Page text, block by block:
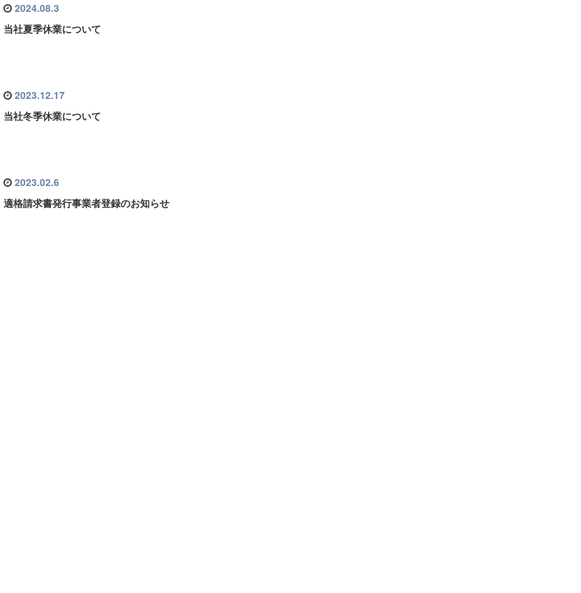
2024.08.3
当社夏季休業について
2023.12.17
当社冬季休業について
2023.02.6
適格請求書発行事業者登録のお知らせ